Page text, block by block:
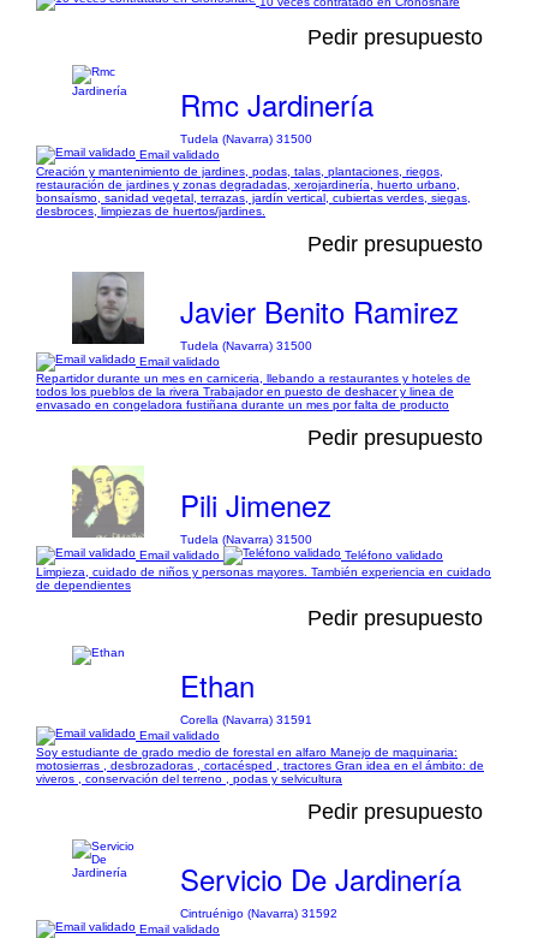
Pedir presupuesto
Rmc Jardinería
Tudela (Navarra) 31500
Email validado
Creación y mantenimiento de jardines, podas, talas, plantaciones, riegos,
restauración de jardines y zonas degradadas, xerojardinería, huerto urbano,
bonsaísmo, sanidad vegetal, terrazas, jardín vertical, cubiertas verdes, siegas,
desbroces, limpiezas de huertos/jardines.
Pedir presupuesto
Javier Benito Ramirez
Tudela (Navarra) 31500
Email validado
Repartidor durante un mes en carniceria, llebando a restaurantes y hoteles de
todos los pueblos de la rivera Trabajador en puesto de deshacer y linea de
envasado en congeladora fustiñana durante un mes por falta de producto
Pedir presupuesto
Pili Jimenez
Tudela (Navarra) 31500
Email validado
Teléfono validado
Limpieza, cuidado de niños y personas mayores. También experiencia en cuidado
de dependientes
Pedir presupuesto
Ethan
Corella (Navarra) 31591
Email validado
Soy estudiante de grado medio de forestal en alfaro Manejo de maquinaria:
motosierras , desbrozadoras , cortacésped , tractores Gran idea en el ámbito: de
viveros , conservación del terreno , podas y selvicultura
Pedir presupuesto
Servicio De Jardinería
Cintruénigo (Navarra) 31592
Email validado